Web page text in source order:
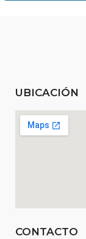
UBICACIÓN
CONTACTO